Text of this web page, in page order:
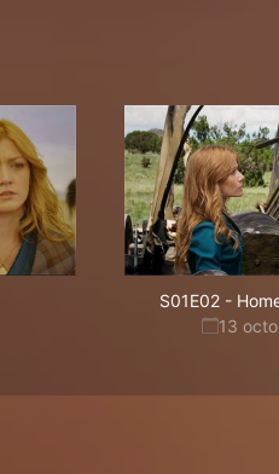
S01E02 -
13